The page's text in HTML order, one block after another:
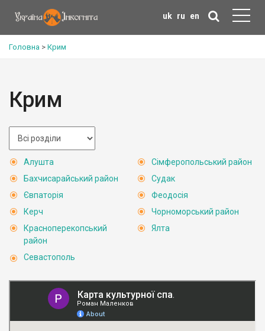
uk ru en
Головна > Крим
Крим
Алушта
Бахчисарайський район
Євпаторія
Керч
Красноперекопський
район
Севастополь
Сімферопольський район
Судак
Феодосія
Чорноморський район
Ялта